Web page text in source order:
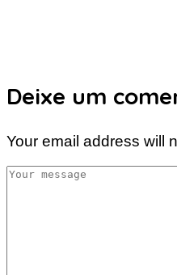
Deixe um
Your email address will